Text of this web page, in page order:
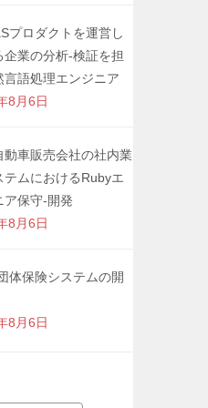
プロダクトを運営し
企業の分析-検証を担
言語処理エンジニア
8月6日
動車販売会社の社内業
テムにおけるRubyエ
ア保守-開発
8月6日
体保険システムの開
8月6日